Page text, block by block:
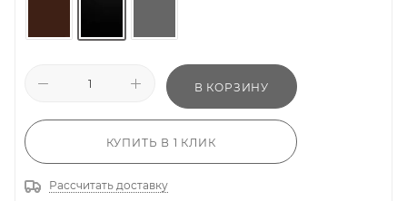
В КОРЗИНУ
КУПИТЬ В 1 КЛИК
Рассчитать доставку